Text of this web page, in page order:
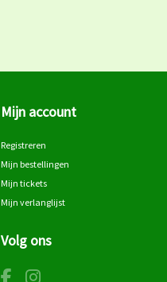
Mijn account
Registreren
Mijn bestellingen
Mijn tickets
Mijn verlanglijst
Volg ons